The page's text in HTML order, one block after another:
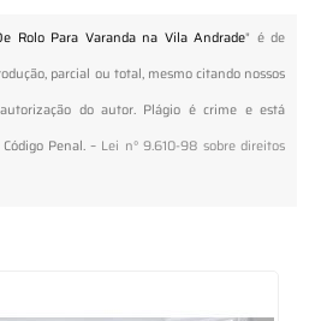
Rolo Para Varanda na Vila Andrade" é de
parcial ou total, mesmo citando nossos
do autor. Plágio é crime e está
Penal. – Lei n° 9.610-98 sobre direitos